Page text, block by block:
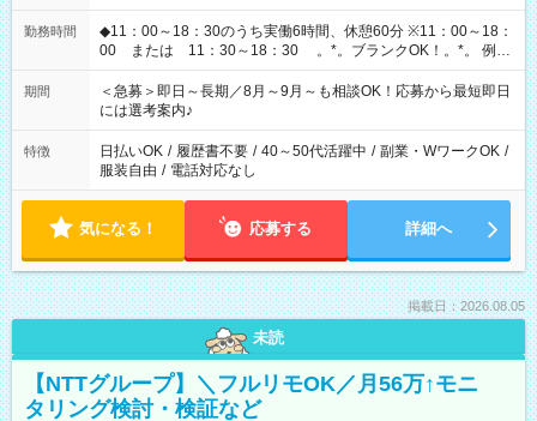
勤務時間
◆11：00～18：30のうち実働6時間、休憩60分 ※11：00～18：
00 または 11：30～18：30 。*。ブランクOK！。*。 例え
ば前職が、 在宅/財団法人/事務/コールセンター/受付/販売/カフェ
スタッフ スイーツ販売/ホテルフロント/化粧品販売/など 様々な
業界から入社して活躍されています♪
期間
＜急募＞即日～長期／8月～9月～も相談OK！応募から最短即日
には選考案内♪
特徴 日払いOK / 履歴書不要 / 40～50代活躍中 / 副業・WワークOK /
服装自由 / 電話対応なし
気になる！ 応募する 詳細へ
掲載日：2026.08.05
未読
【NTTグループ】＼フルリモOK／月56万↑モニ
タリング検討・検証など